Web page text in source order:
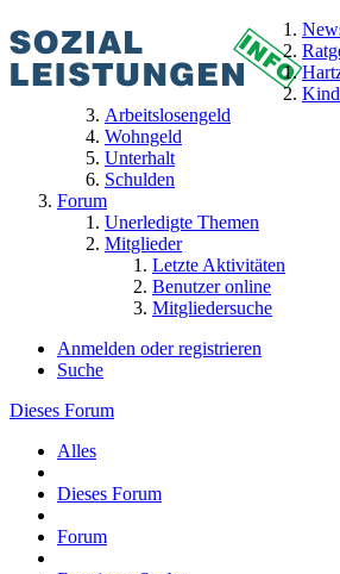
Arbeitslosengeld
Wohngeld
Unterhalt
Schulden
Forum
Unerledigte Themen
Mitglieder
Letzte Aktivitäten
Benutzer online
Mitgliedersuche
Anmelden oder registrieren
Suche
Dieses Forum
Alles
Dieses Forum
Forum